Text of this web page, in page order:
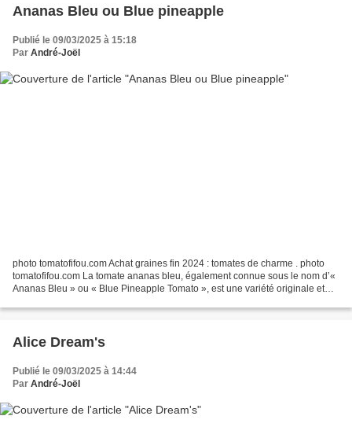
Ananas Bleu ou Blue pineapple
Publié le 09/03/2025 à 15:18
Par André-Joël
photo tomatofifou.com Achat graines fin 2024 : tomates de charme . photo
tomatofifou.com La tomate ananas bleu, également connue sous le nom d’«
Ananas Bleu » ou « Blue Pineapple Tomato », est une variété originale et
Alice Dream's
Publié le 09/03/2025 à 14:44
Par André-Joël